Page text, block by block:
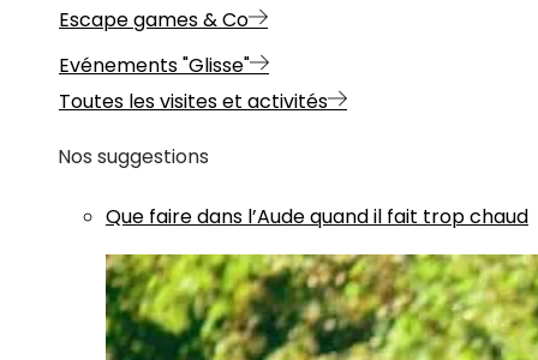
Escape games & Co
Evénements "Glisse"
Toutes les visites et activités
Nos suggestions
Que faire dans l’Aude quand il fait trop chaud